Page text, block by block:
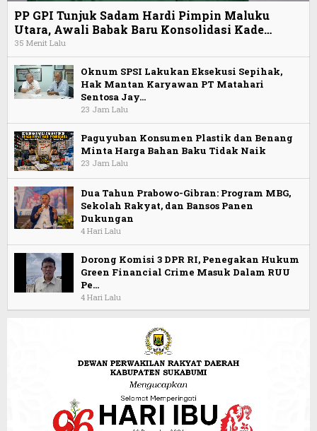
PP GPI Tunjuk Sadam Hardi Pimpin Maluku
Utara, Awali Babak Baru Konsolidasi Kade…
35 Menit Lalu
Oknum SPSI Lakukan Eksekusi Sepihak,
Hak Mantan Karyawan PT Matahari
Sentosa Jay…
23 Jam Lalu
Paguyuban Konsumen Plastik dan Benang
Minta Harga Bahan Baku Tidak Naik
23 Jam Lalu
Dua Tahun Prabowo-Gibran: Program MBG,
Sekolah Rakyat, dan Bansos Panen
Dukungan
4 Hari Lalu
Dorong Komisi 3 DPR RI, Penegakan Hukum
Green Financial Crime Masuk Dalam RUU
Pe…
4 Hari Lalu